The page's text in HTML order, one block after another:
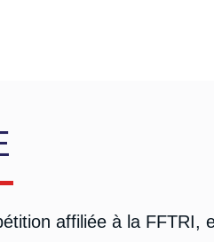
affiliée à la FFTRI,